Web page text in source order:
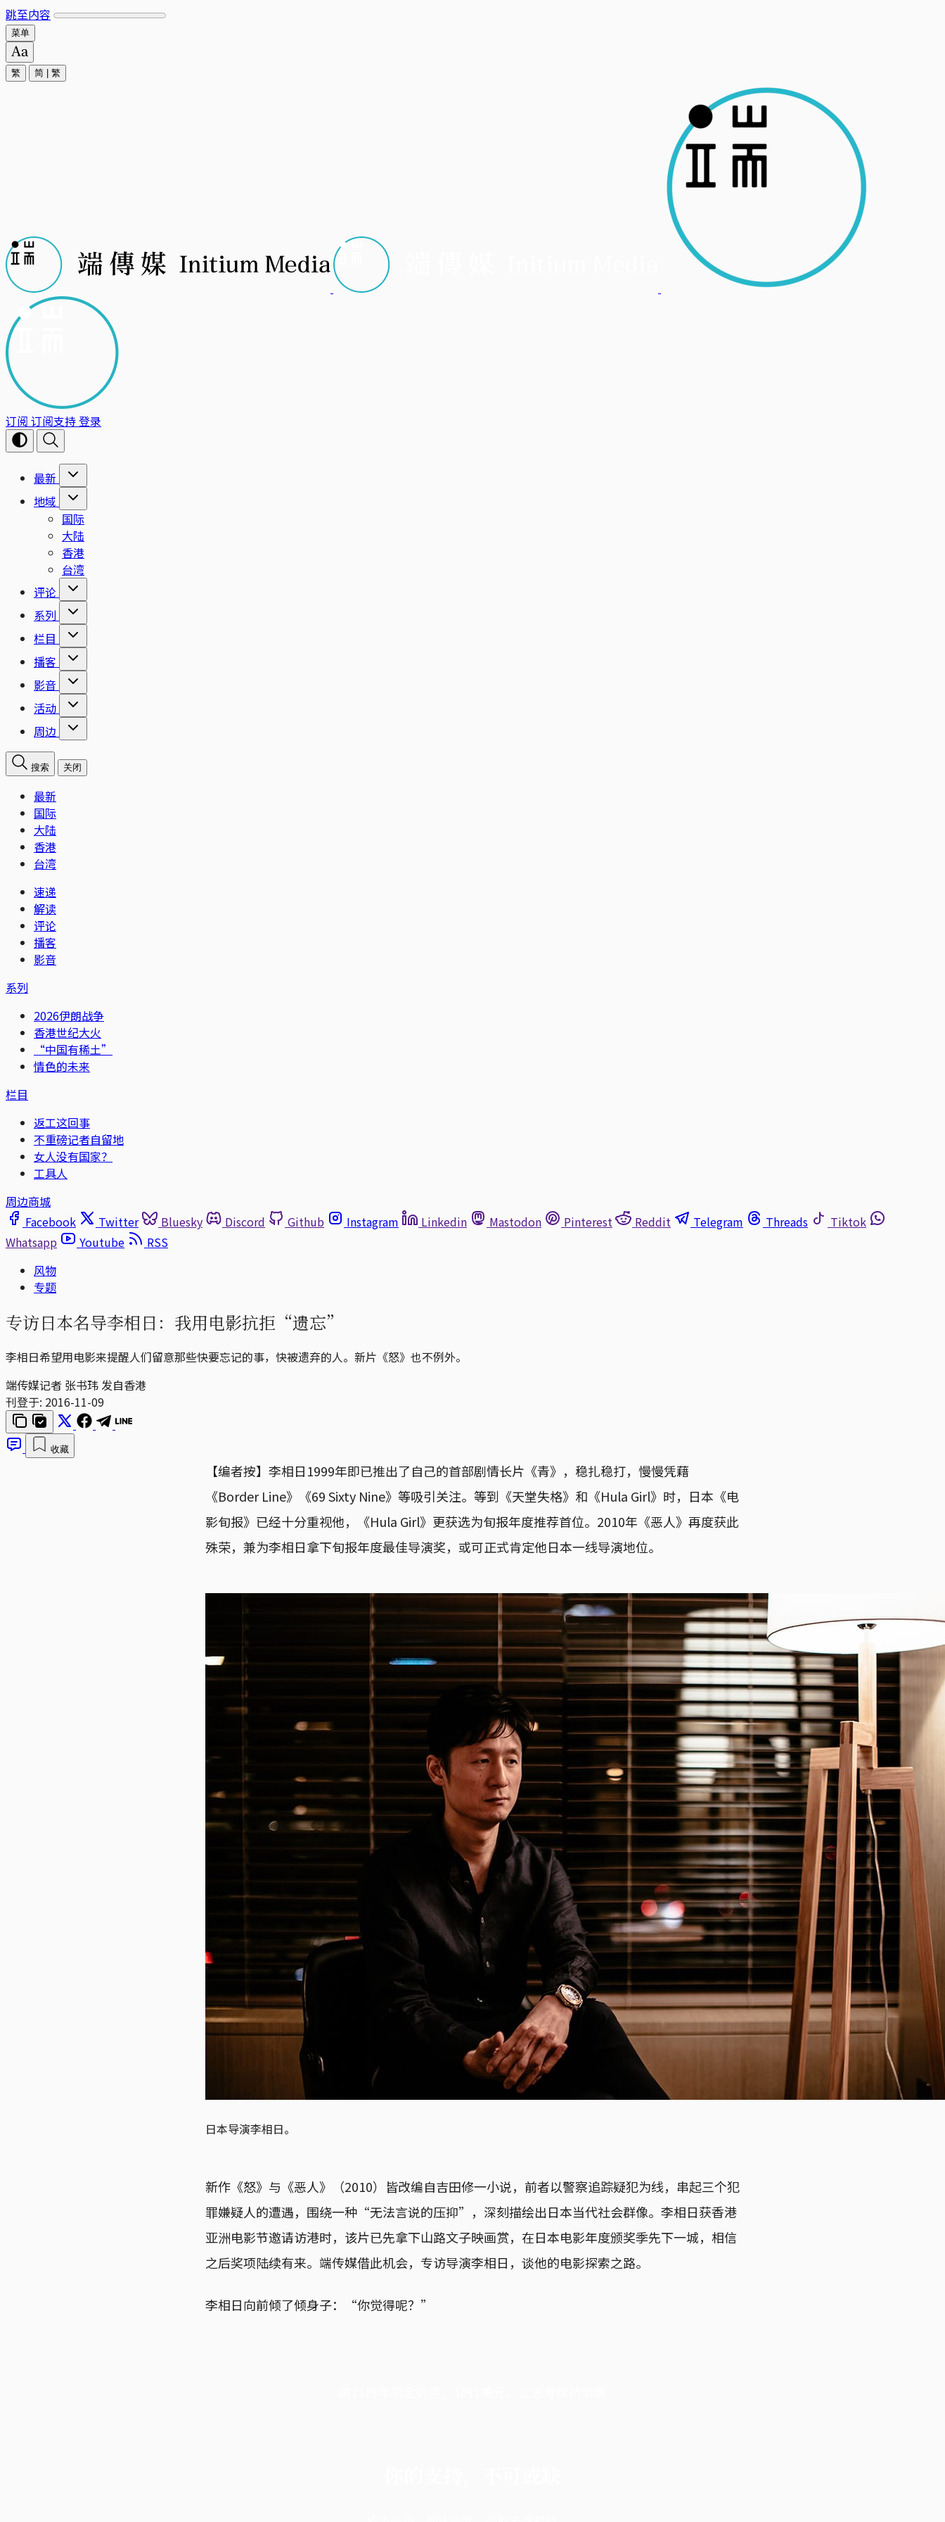
跳至内容
菜单
繁 简 繁
订阅 订阅支持登录
最新
地域
国际
大陆
香港
台湾
评论
系列
栏目
播客
影音
活动
周边
搜索 关闭
最新
国际
大陆
香港
台湾
速递
解读
评论
播客
影音
系列
2026伊朗战争
香港世纪大火
“中国有稀土”
情色的未来
栏目
返工这回事
不重磅记者自留地
女人没有国家？
工具人
周边商城
Facebook
Twitter Bluesky Discord Github Instagram Linkedin Mastodon Pinterest Reddit Telegram Threads
Tiktok
Whatsapp
Youtube
RSS
风物
专题
专访日本名导李相日：我用电影抗拒“遗忘”
李相日希望用电影来提醒人们留意那些快要忘记的事，快被遗弃的人。新片《怒》也不例外。
端传媒记者 张书玮 发自香港
刊登于: 2016-11-09
收藏
【编者按】李相日1999年即已推出了自己的首部剧情长片《青》，稳扎稳打，慢慢凭藉
《Border Line》《69 Sixty Nine》等吸引关注。等到《天堂失格》和《Hula Girl》时，日本《电
影旬报》已经十分重视他，《Hula Girl》更获选为旬报年度推荐首位。2010年《恶人》再度获此
殊荣，兼为李相日拿下旬报年度最佳导演奖，或可正式肯定他日本一线导演地位。
日本导演李相日。
新作《怒》与《恶人》（2010）皆改编自吉田修一小说，前者以警察追踪疑犯为线，串起三个犯
罪嫌疑人的遭遇，围绕一种“无法言说的压抑”，深刻描绘出日本当代社会群像。李相日获香港
亚洲电影节邀请访港时，该片已先拿下山路文子映画赏，在日本电影年度颁奖季先下一城，相信
之后奖项陆续有来。端传媒借此机会，专访导演李相日，谈他的电影探索之路。
李相日向前倾了倾身子：“你觉得呢？”